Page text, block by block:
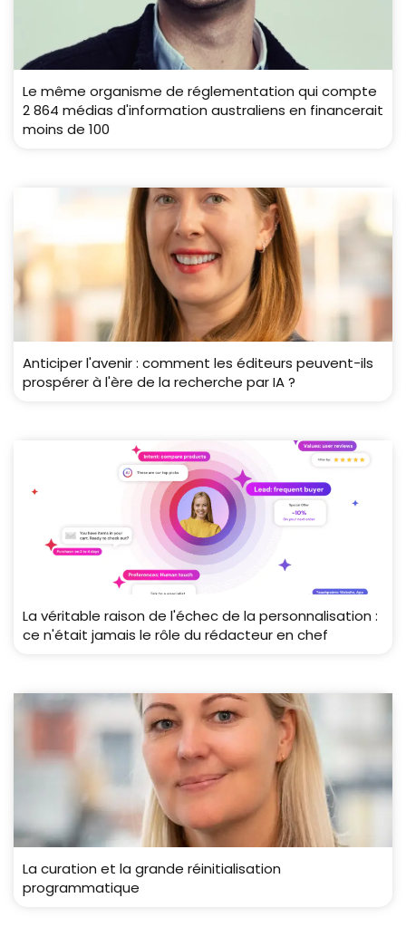
Le même organisme de réglementation qui compte
2 864 médias d'information australiens en financerait
moins de 100
Anticiper l'avenir : comment les éditeurs peuvent-ils
prospérer à l'ère de la recherche par IA ?
La véritable raison de l'échec de la personnalisation :
ce n'était jamais le rôle du rédacteur en chef
La curation et la grande réinitialisation
programmatique